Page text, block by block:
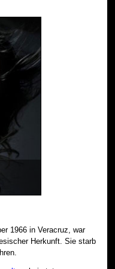
1966 in Veracruz, war
Herkunft. Sie starb